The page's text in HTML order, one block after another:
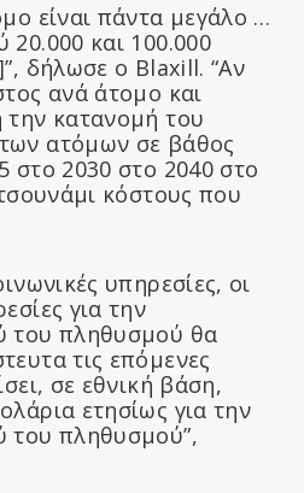
είναι πάντα μεγάλο …
και 100.000
δήλωσε ο Blaxill. “Αν
ανά άτομο και
την κατανομή του
ατόμων σε βάθος
στο 2030 στο 2040 στο
κόστους που
υπηρεσίες, οι
για την
του πληθυσμού θα
τις επόμενες
σε εθνική βάση,
ετησίως για την
του πληθυσμού”,